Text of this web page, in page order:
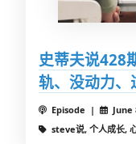
史蒂夫说428
轨、没动力、
Episode |
steve说, 个人成长,